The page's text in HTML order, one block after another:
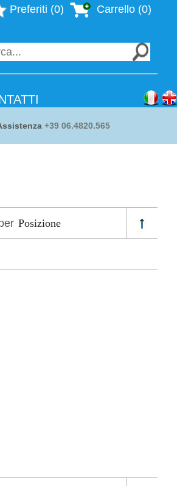
Carrello (0)
Preferiti (0)
+39 06.4820.565